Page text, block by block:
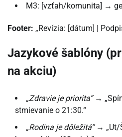
M3: [vzťah/komunita] →
Footer: „Revízia: [dátum] |
Jazykové šablóny
na akciu)
„Zdravie je priorita“→
stmievanie o 21:30.“
„Rodina je dôležitá“→ „Ut/